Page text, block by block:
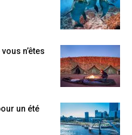
n’êtes
un été